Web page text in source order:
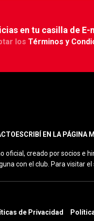
en tu casilla de E-
los Términos y
ESCRIBÍ EN LA PÁGINA
oficial, creado por socios e
con el club. Para visitar el
de Privacidad